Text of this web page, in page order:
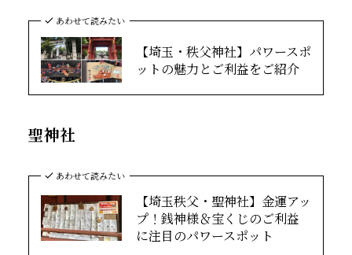
あわせて読みたい
【埼玉・秩父神社】パワースポ
ットの魅力とご利益をご紹介
聖神社
あわせて読みたい
【埼玉秩父・聖神社】金運アッ
プ！銭神様＆宝くじのご利益
に注目のパワースポット